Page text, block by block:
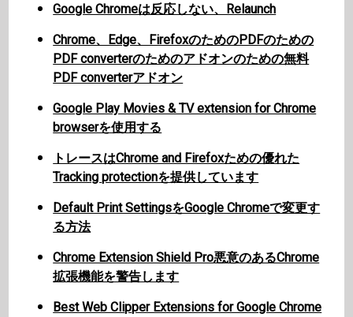
Google Chromeは反応しない、Relaunch
Chrome、Edge、FirefoxのためのPDFのための
PDF converterのためのアドオンのための無料
PDF converterアドオン
Google Play Movies & TV extension for Chrome
browserを使用する
トレースはChrome and Firefoxための優れた
Tracking protectionを提供しています
Default Print SettingsをGoogle Chromeで変更す
る方法
Chrome Extension Shield Pro悪意のあるChrome
拡張機能を警告します
Best Web Clipper Extensions for Google Chrome